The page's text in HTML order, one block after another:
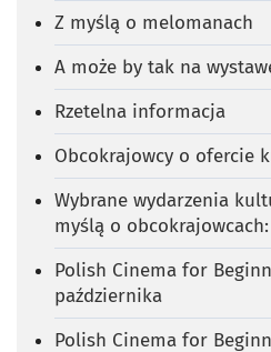
Z myślą o melomanach
A może by tak na
Rzetelna informacja
Obcokrajowcy o ofercie
Wybrane wydarzenia
myślą o obcokrajowcach:
Polish Cinema for
października
Polish Cinema for